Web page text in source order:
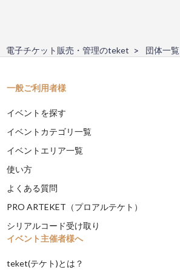
電子チケット販売・管理のteket 団体一覧
一般ご利用者様
イベントを探す
イベントカテゴリ一覧
イベントエリア一覧
使い方
よくある質問
PRO ARTEKET（プロアルテケト）
シリアルコード受け取り
イベント主催者様へ
teket(テケト)とは？